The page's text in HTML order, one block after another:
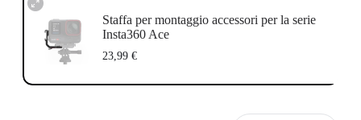
Staffa per montaggio accessori per la serie
Insta360 Ace
23,99 €